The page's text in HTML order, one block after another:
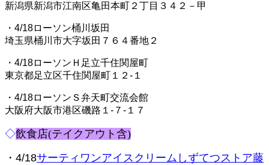
新潟県新潟市江南区亀田本町２丁目３４２－甲
・4/18ローソン桶川坂田
埼玉県桶川市大字坂田７６４番地２
・4/18ローソンＨ足立千住関屋町
東京都足立区千住関屋町１２‐１
・4/18ローソンＳ弁天町交流会館
大阪府大阪市港区磯路１‐７‐１７
◇飲食店(テイクアウト含)
・4/18サーティワンアイスクリームしずてつストア藤